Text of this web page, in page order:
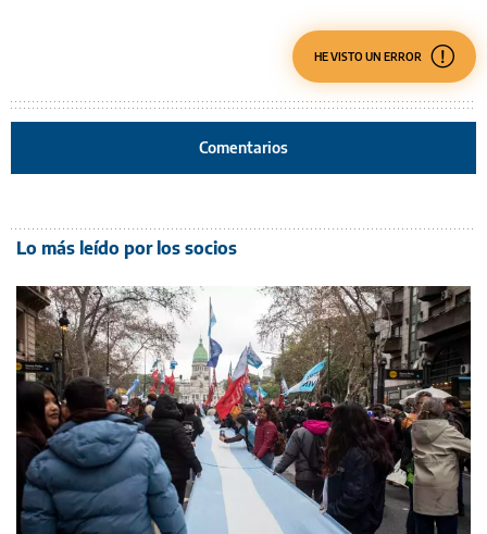
HE VISTO UN ERROR
Comentarios
Lo más leído por los socios